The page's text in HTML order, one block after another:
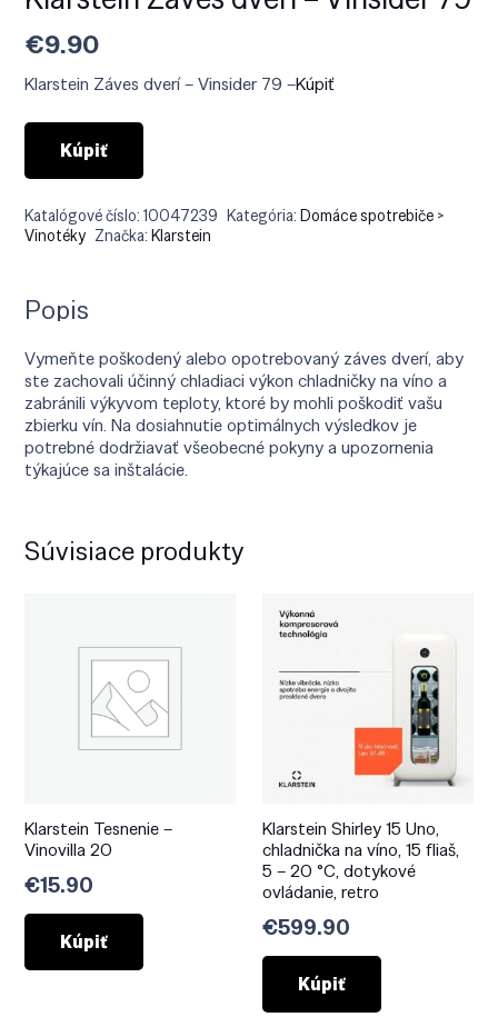
€9.90
Klarstein Záves dverí – Vinsider 79 –Kúpiť
Kúpiť
Katalógové číslo:10047239 Kategória:Domáce spotrebiče >
Vinotéky Značka:Klarstein
Popis
Vymeňte poškodený alebo opotrebovaný záves dverí, aby
ste zachovali účinný chladiaci výkon chladničky na víno a
zabránili výkyvom teploty, ktoré by mohli poškodiť vašu
zbierku vín. Na dosiahnutie optimálnych výsledkov je
potrebné dodržiavať všeobecné pokyny a upozornenia
týkajúce sa inštalácie.
Súvisiace produkty
Klarstein Tesnenie –
Vinovilla 20
€15.90
Kúpiť
Klarstein Shirley 15 Uno,
chladnička na víno, 15 fliaš,
5 – 20 °C, dotykové
ovládanie, retro
€599.90
Kúpiť